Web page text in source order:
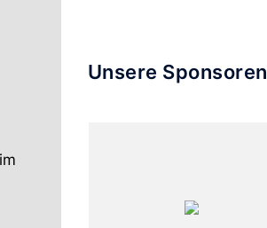
Unsere Sponsoren